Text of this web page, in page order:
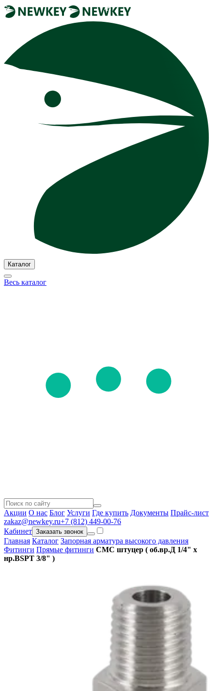
Каталог
Весь каталог
Акции О нас Блог Услуги Где купить Документы Прайс-лист
zakaz@newkey.ru+7 (812) 449-00-76
Кабинет Заказать звонок
Главная Каталог Запорная арматура высокого давления
Фитинги Прямые фитинги CMC штуцер ( об.вр.Д 1/4" x
нр.BSPT 3/8" )